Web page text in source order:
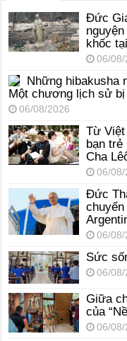
Đức
khốc
06/08/
Những hibakusha
Một chương lịch sử
06/08/2026
Từ Việt
bạn trẻ
Cha
06/08/
Đức
chuyến
06/08/
Sức
06/08/
Giữa
của
06/08/